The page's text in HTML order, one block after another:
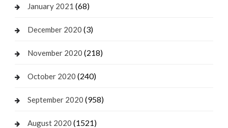
January 2021 (68)
December 2020 (3)
November 2020 (218)
October 2020 (240)
September 2020 (958)
August 2020 (1521)